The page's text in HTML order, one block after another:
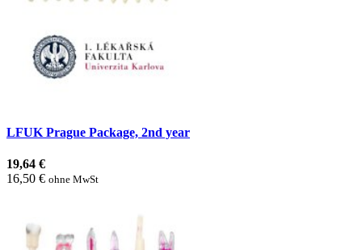
LFUK Prague Package, 2nd year
19,64 €
16,50 € ohne MwSt